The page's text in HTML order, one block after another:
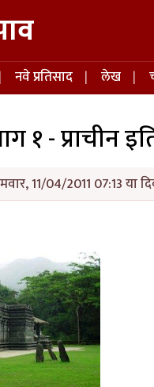
नवे प्रतिसाद लेख
१ - प्राचीन
11/04/2011 07:13 या